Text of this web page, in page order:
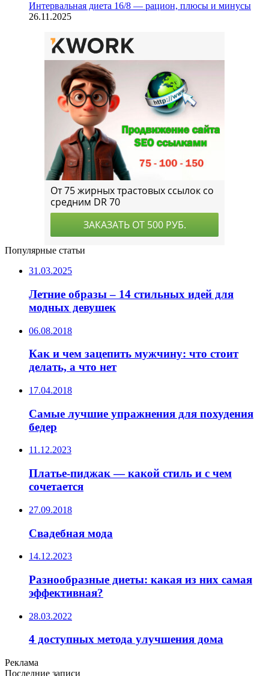
Интервальная диета 16/8 — рацион, плюсы и минусы
26.11.2025
Популярные статьи
31.03.2025
Летние образы – 14 стильных идей для
модных девушек
06.08.2018
Как и чем зацепить мужчину: что стоит
делать, а что нет
17.04.2018
Самые лучшие упражнения для похудения
бедер
11.12.2023
Платье-пиджак — какой стиль и с чем
сочетается
27.09.2018
Свадебная мода
14.12.2023
Разнообразные диеты: какая из них самая
эффективная?
28.03.2022
4 доступных метода улучшения дома
Реклама
Последние записи